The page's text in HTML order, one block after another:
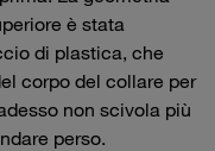
è stata
di plastica, che
corpo del collare per
non scivola più
perso.